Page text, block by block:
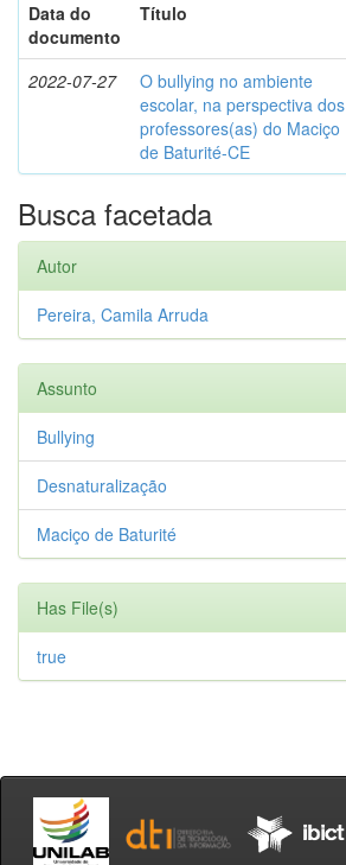
Data do
documento
Título
2022-07-27
O bullying no ambiente
escolar, na perspectiva dos
professores(as) do Maciço
de Baturité-CE
Busca facetada
Autor
Pereira, Camila Arruda
Assunto
Bullying
Desnaturalização
Maciço de Baturité
Has File(s)
true